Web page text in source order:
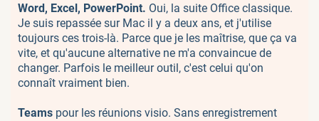
Word, Excel, PowerPoint. Oui, la suite Office classique.
Je suis repassée sur Mac il y a deux ans, et j'utilise
toujours ces trois-là. Parce que je les maîtrise, que ça va
vite, et qu'aucune alternative ne m'a convaincue de
changer. Parfois le meilleur outil, c'est celui qu'on
connaît vraiment bien.
Teams pour les réunions visio. Sans enregistrement